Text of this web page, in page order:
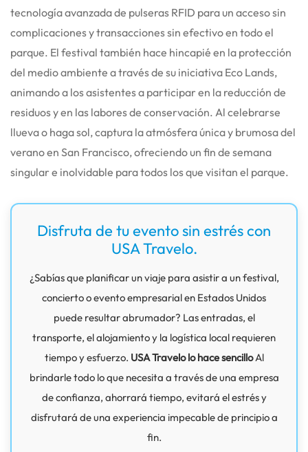
tecnología avanzada de pulseras RFID para un acceso sin
complicaciones y transacciones sin efectivo en todo el
parque. El festival también hace hincapié en la protección
del medio ambiente a través de su iniciativa Eco Lands,
animando a los asistentes a participar en la reducción de
residuos y en las labores de conservación. Al celebrarse
llueva o haga sol, captura la atmósfera única y brumosa del
verano en San Francisco, ofreciendo un fin de semana
singular e inolvidable para todos los que visitan el parque.
Disfruta de tu evento sin estrés con
USA Travelo.
¿Sabías que planificar un viaje para asistir a un festival,
concierto o evento empresarial en Estados Unidos
puede resultar abrumador? Las entradas, el
transporte, el alojamiento y la logística local requieren
tiempo y esfuerzo. USA Travelo lo hace sencilloAl
brindarle todo lo que necesita a través de una empresa
de confianza, ahorrará tiempo, evitará el estrés y
disfrutará de una experiencia impecable de principio a
fin.